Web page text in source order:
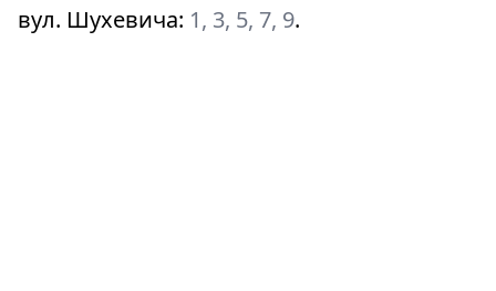
вул. Шухевича: 1, 3, 5, 7, 9.